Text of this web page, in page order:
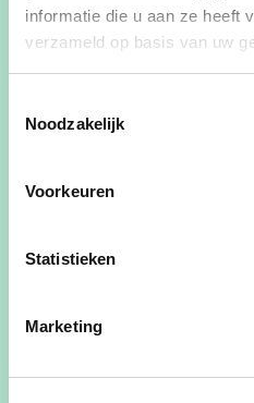
informatie die u aan ze heeft
verzameld op basis van uw
Noodzakelijk
Voorkeuren
Statistieken
Marketing